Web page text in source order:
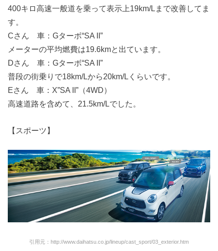
400キロ高速一般道を乗って表示上19km/Lまで改善してま
す。
Cさん 車：Gターボ“SA II”
メーターの平均燃費は19.6kmと出ています。
Dさん 車：Gターボ“SA II”
普段の街乗りで18km/Lから20km/Lくらいです。
Eさん 車：X”SA II”（4WD）
高速道路を含めて、21.5km/Lでした。
【スポーツ】
引用元：http://www.daihatsu.co.jp/lineup/cast_sport/03_exterior.htm